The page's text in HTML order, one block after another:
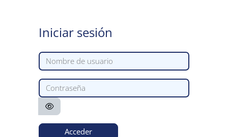
Iniciar sesión
Nombre de usuario
Contraseña
Acceder